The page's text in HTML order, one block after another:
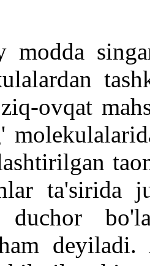
modda
ovqat
ta'sirida
duchor
deyiladi.